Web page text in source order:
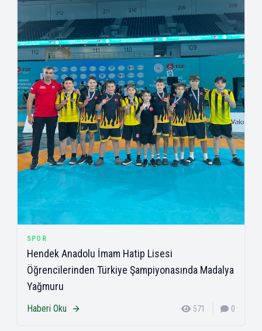
SPOR
Hendek Anadolu İmam Hatip Lisesi
Öğrencilerinden Türkiye Şampiyonasında Madalya
Yağmuru
Haberi Oku 571 0